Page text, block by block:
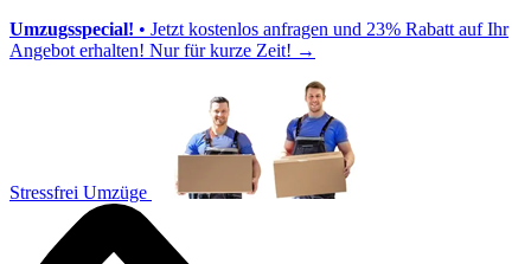
Umzugsspecial! • Jetzt kostenlos anfragen und 23% Rabatt auf Ihr
Angebot erhalten! Nur für kurze Zeit! →
Stressfrei Umzüge